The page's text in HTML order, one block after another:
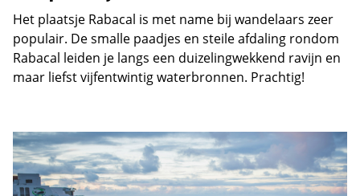
Het plaatsje Rabacal is met name bij wandelaars zeer
populair. De smalle paadjes en steile afdaling rondom
Rabacal leiden je langs een duizelingwekkend ravijn en
maar liefst vijfentwintig waterbronnen. Prachtig!